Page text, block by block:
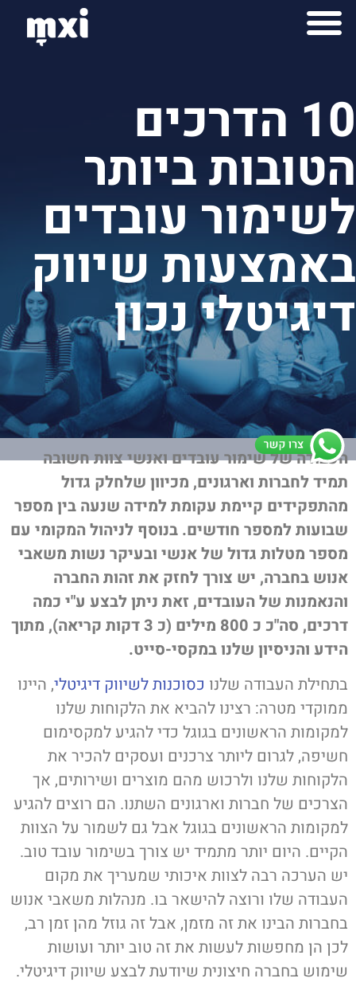
לתוכן
10 הדרכים
הטובות ביותר
לשימור עובדים
באמצעות שיווק
דיגיטלי נכון
העבודה של שימור עובדים ואנשי צוות חשובה
תמיד לחברות וארגונים, מכיוון שלחלק גדול
מהתפקידים קיימת עקומת למידה שנעה בין מספר
שבועות למספר חודשים. בנוסף לניהול המקומי עם
מספר מטלות גדול של אנשי ובעיקר נשות משאבי
אנוש בחברה, יש צורך לחזק את זהות החברה
והנאמנות של העובדים, זאת ניתן לבצע ע"י כמה
דרכים, סה"כ כ 800 מילים (כ 3 דקות קריאה), מתוך
הידע והניסיון שלנו במקסי-סייט.
בתחילת העבודה שלנו כסוכנות לשיווק דיגיטלי, היינו
ממוקדי מטרה: רצינו להביא את הלקוחות שלנו
למקומות הראשונים בגוגל כדי להגיע למקסימום
חשיפה, לגרום ליותר צרכנים ועסקים להכיר את
הלקוחות שלנו ולרכוש מהם מוצרים ושירותים, אך
הצרכים של חברות וארגונים השתנו. הם רוצים להגיע
למקומות הראשונים בגוגל אבל גם לשמור על הצוות
הקיים. היום יותר מתמיד יש צורך בשימור עובד טוב.
יש הערכה רבה לצוות איכותי שמעריך את מקום
העבודה שלו ורוצה להישאר בו. מנהלות משאבי אנוש
בחברות הבינו את זה מזמן, אבל זה גוזל מהן זמן רב,
לכן הן מחפשות לעשות את זה טוב יותר ועושות
שימוש בחברה חיצונית שיודעת לבצע שיווק דיגיטלי.